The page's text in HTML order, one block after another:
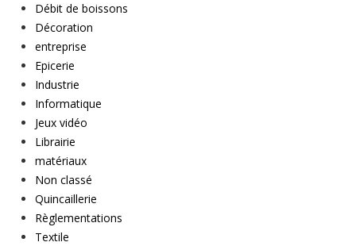
Débit de boissons
Décoration
entreprise
Epicerie
Industrie
Informatique
Jeux vidéo
Librairie
matériaux
Non classé
Quincaillerie
Règlementations
Textile